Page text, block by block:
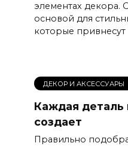
элементах декора.
основой для
которые привнесут
ДЕКОР И АКСЕССУАРЫ
Каждая деталь
создает
Правильно